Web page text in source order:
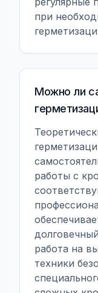
при
Можно ли
работы с
работа на
техники